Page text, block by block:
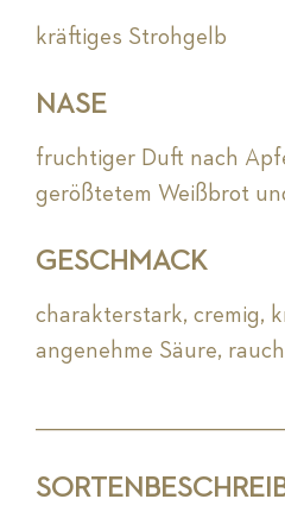
kräftiges Strohgelb
NASE
fruchtiger Duft nach
gerößtetem Weißbrot
GESCHMACK
charakterstark, cremig,
angenehme Säure,